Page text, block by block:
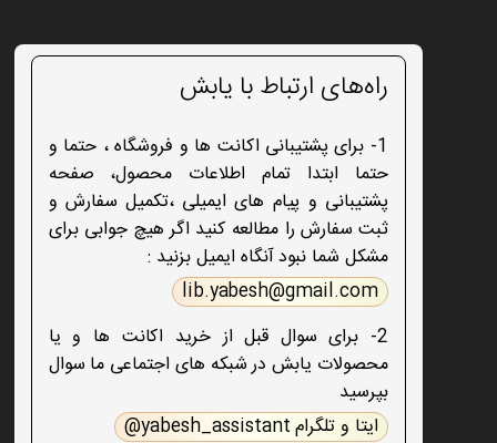
راه‌های ارتباط با یابش
1- برای پشتیبانی اکانت ها و فروشگاه ، حتما و
حتما ابتدا تمام اطلاعات محصول، صفحه
پشتیبانی و پیام های ایمیلی ،تکمیل سفارش و
ثبت سفارش را مطالعه کنید اگر هیچ جوابی برای
مشکل شما نبود آنگاه ایمیل بزنید :
lib.yabesh@gmail.com
2- برای سوال قبل از خرید اکانت ها و یا
محصولات یابش در شبکه های اجتماعی ما سوال
بپرسید
ایتا و تلگرام yabesh_assistant@